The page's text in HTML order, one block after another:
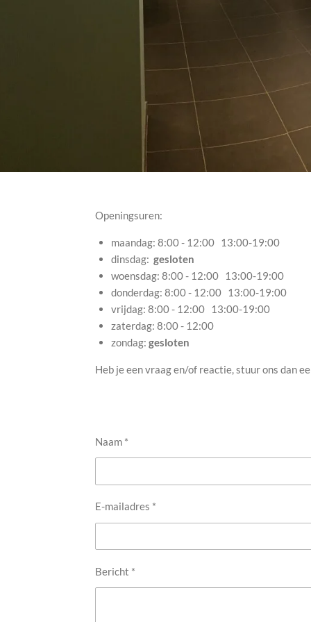
Openingsuren:
maandag: 8:00 - 12:00 13:00-19:00
dinsdag: gesloten
woensdag: 8:00 - 12:00 13:00-19:00
donderdag: 8:00 - 12:00 13:00-19:00
vrijdag: 8:00 - 12:00 13:00-19:00
zaterdag: 8:00 - 12:00
zondag: gesloten
Heb je een vraag en/of reactie, stuur ons dan
Naam *
E-mailadres *
Bericht *